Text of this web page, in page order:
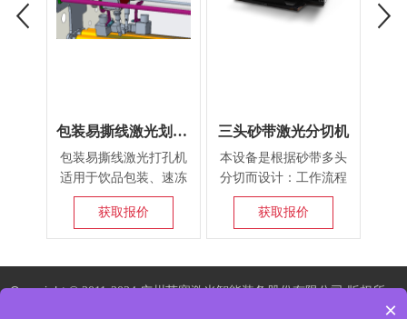
包装易撕线激光划线机
包装易撕线激光打孔机
适用于饮品包装、速冻
食品包装、蒸煮食品包
装、快餐食品包装等
等，都是我们经常看到
获取报价
三头砂带激光分切机
本设备是根据砂带多头
分切而设计：工作流程
是人工放卷至放料轴，
将料头引至伺服定长送
料夹辊，设定好参数，
获取报价
架
Copyright ©2011-2024 广州莱塞激光智能装备股份有限公司 版权所
×